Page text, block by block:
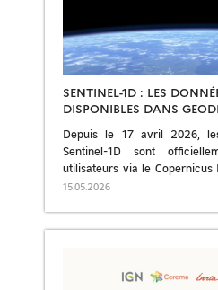
SENTINEL-1D : LES
DISPONIBLES DANS
Depuis le 17 avril 2026,
Sentinel-1D sont
utilisateurs via le Copernicus
comme l’a annoncé l’ESA.
15.05.2026